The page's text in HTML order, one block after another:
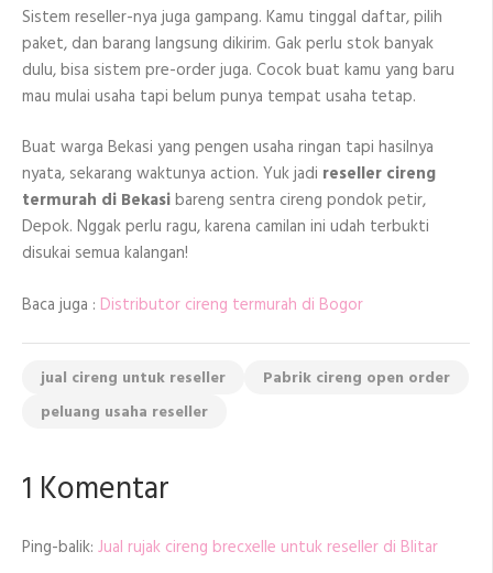
Sistem reseller-nya juga gampang. Kamu tinggal daftar, pilih
paket, dan barang langsung dikirim. Gak perlu stok banyak
dulu, bisa sistem pre-order juga. Cocok buat kamu yang baru
mau mulai usaha tapi belum punya tempat usaha tetap.
Buat warga Bekasi yang pengen usaha ringan tapi hasilnya
nyata, sekarang waktunya action. Yuk jadi reseller cireng
termurah di Bekasibareng sentra cireng pondok petir,
Depok. Nggak perlu ragu, karena camilan ini udah terbukti
disukai semua kalangan!
Baca juga : Distributor cireng termurah di Bogor
jual cireng untuk reseller
Pabrik cireng open order
peluang usaha reseller
1 Komentar
Ping-balik: Jual rujak cireng brecxelle untuk reseller di Blitar